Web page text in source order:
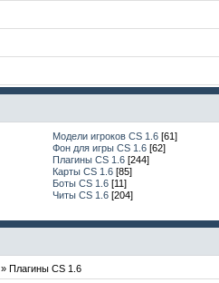
Модели игроков CS 1.6 [61]
Фон для игры CS 1.6 [62]
Плагины CS 1.6 [244]
Карты CS 1.6 [85]
Боты CS 1.6 [11]
Читы CS 1.6 [204]
» Плагины CS 1.6